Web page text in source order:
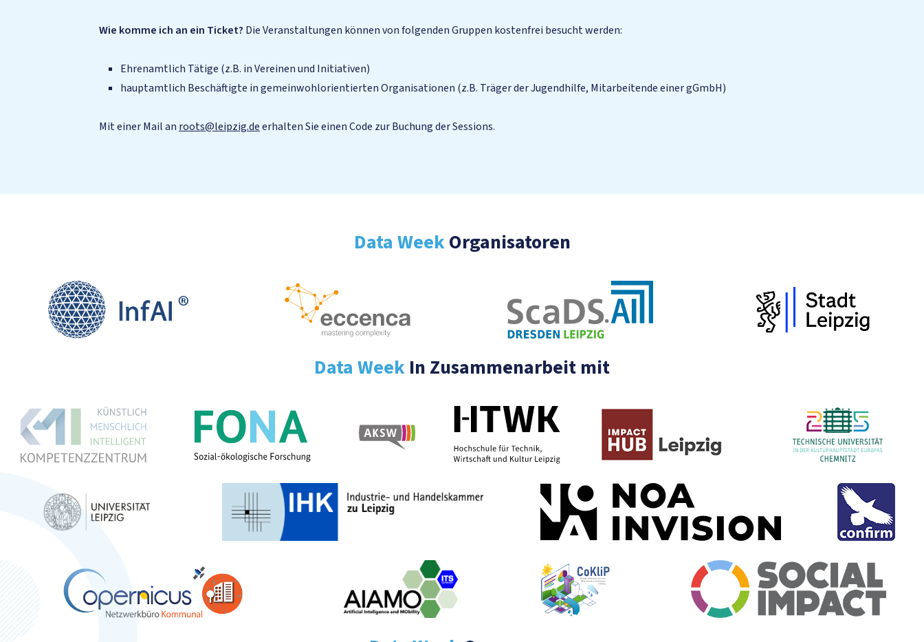
Wie komme ich an ein Ticket? Die Veranstaltungen können von folgenden Gruppen kostenfrei besucht werden:
Ehrenamtlich Tätige (z.B. in Vereinen und Initiativen)
hauptamtlich Beschäftigte in gemeinwohlorientierten Organisationen (z.B. Träger der Jugendhilfe, Mitarbeitende einer gGmbH)
Mit einer Mail an roots@leipzig.deerhalten Sie einen Code zur Buchung der Sessions.
Data WeekOrganisatoren
Data Week In Zusammenarbeit mit